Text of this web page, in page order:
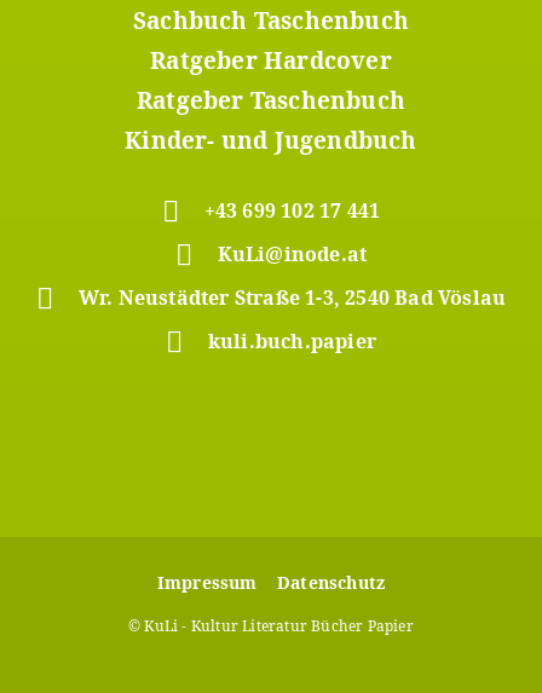
Sachbuch Taschenbuch
Ratgeber Hardcover
Ratgeber Taschenbuch
Kinder- und Jugendbuch
+43 699 102 17 441
KuLi@inode.at
Wr. Neustädter Straße 1-3, 2540 Bad Vöslau
kuli.buch.papier
Impressum Datenschutz
© KuLi - Kultur Literatur Bücher Papier